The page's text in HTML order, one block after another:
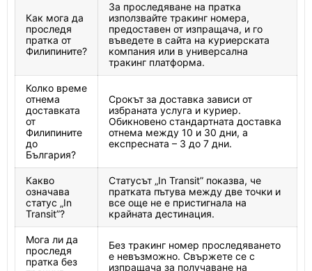
Как мога да
проследя
пратка от
Филипините?
За проследяване на пратка
използвайте тракинг номера,
предоставен от изпращача, и го
въведете в сайта на куриерската
компания или в универсална
тракинг платформа.
Колко време
отнема
доставката
от
Филипините
до
България?
Срокът за доставка зависи от
избраната услуга и куриер.
Обикновено стандартната доставка
отнема между 10 и 30 дни, а
експресната – 3 до 7 дни.
Какво
означава
статус „In
Transit”?
Статусът „In Transit” показва, че
пратката пътува между две точки и
все още не е пристигнала на
крайната дестинация.
Мога ли да
проследя
пратка без
Без тракинг номер проследяването
е невъзможно. Свържете се с
изпращача за получаване на